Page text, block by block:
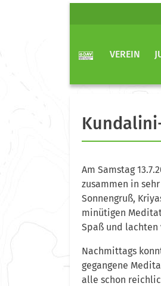
VEREIN
Am Samstag
zusammen in
Sonnengruß,
minütigen
Spaß und lachten
Nachmittags
gegangene
alle schon